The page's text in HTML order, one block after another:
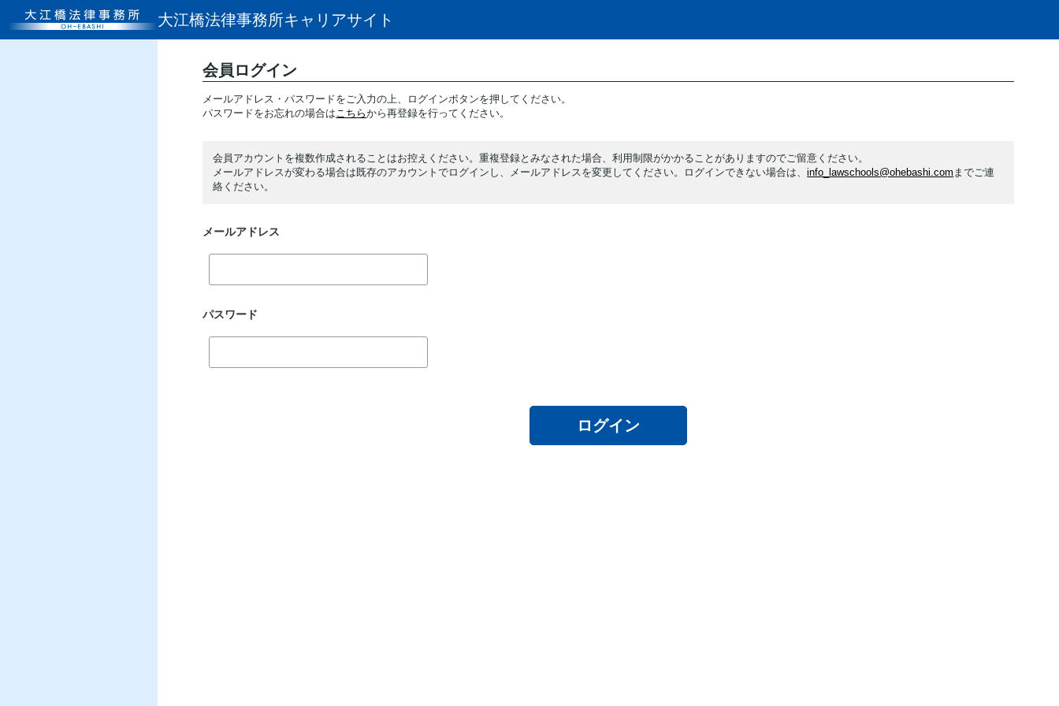
大江橋法律事務所キャリアサイト
会員ログイン
メールアドレス・パスワードをご入力の上、ログインボタンを押してください。
パスワードをお忘れの場合はこちらから再登録を行ってください。
会員アカウントを複数作成されることはお控えください。重複登録とみなされた場合、利用制限がかかることがありますのでご留意ください。
メールアドレスが変わる場合は既存のアカウントでログインし、メールアドレスを変更してください。ログインできない場合は、info_lawschools@ohebashi.com までご連
絡ください。
メールアドレス
パスワード